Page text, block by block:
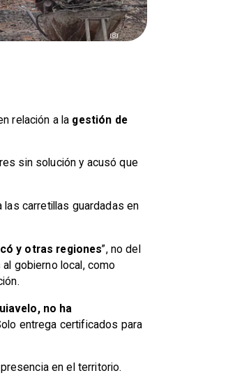
relación a la gestión de
sin solución y acusó que
carretillas guardadas en
y otras regiones”, no del
gobierno local, como
no ha
entrega certificados para
en el territorio.